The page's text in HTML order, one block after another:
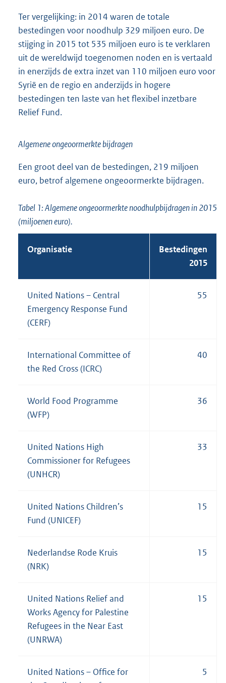
Ter vergelijking: in 2014 waren de totale
bestedingen voor noodhulp 329 miljoen euro. De
stijging in 2015 tot 535 miljoen euro is te verklaren
uit de wereldwijd toegenomen noden en is vertaald
in enerzijds de extra inzet van 110 miljoen euro voor
Syrië en de regio en anderzijds in hogere
bestedingen ten laste van het flexibel inzetbare
Relief Fund.
Algemene ongeoormerkte bijdragen
Een groot deel van de bestedingen, 219 miljoen
euro, betrof algemene ongeoormerkte bijdragen.
Tabel 1: Algemene ongeoormerkte noodhulpbijdragen in 2015
(miljoenen euro).
Organisatie
Bestedingen
2015
United Nations – Central
Emergency Response Fund
(CERF)
55
International Committee of
the Red Cross (ICRC)
40
World Food Programme
(WFP)
36
United Nations High
Commissioner for Refugees
(UNHCR)
33
United Nations Children’s
Fund (UNICEF)
15
Nederlandse Rode Kruis
(NRK)
15
United Nations Relief and
Works Agency for Palestine
Refugees in the Near East
(UNRWA)
15
United Nations – Office for
5